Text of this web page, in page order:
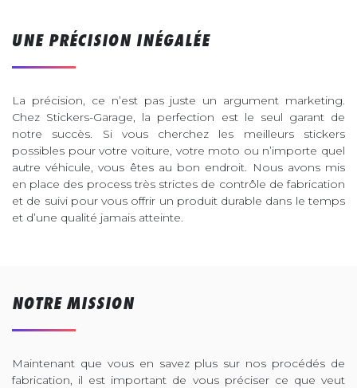
UNE PRÉCISION INÉGALÉE
La précision, ce n’est pas juste un argument marketing.
Chez Stickers-Garage, la perfection est le seul garant de
notre succès. Si vous cherchez les meilleurs stickers
possibles pour votre voiture, votre moto ou n’importe quel
autre véhicule, vous êtes au bon endroit. Nous avons mis
en place des process très strictes de contrôle de fabrication
et de suivi pour vous offrir un produit durable dans le temps
et d’une qualité jamais atteinte.
NOTRE MISSION
Maintenant que vous en savez plus sur nos procédés de
fabrication, il est important de vous préciser ce que veut